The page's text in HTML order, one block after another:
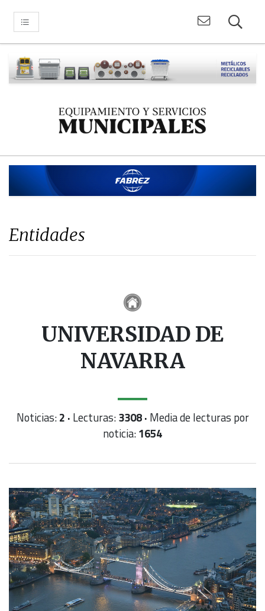
Entidades
UNIVERSIDAD DE
NAVARRA
Noticias:2 · Lecturas:3308 · Media de lecturas por
noticia:1654